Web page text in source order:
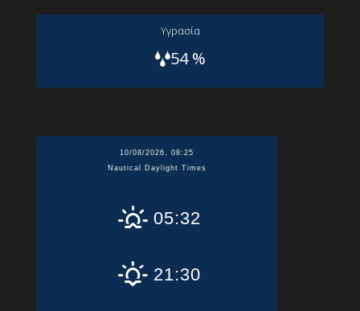
Yγρασία
54 %
10/08/2026, 08:25
Nautical Daylight Times
05:32
21:30